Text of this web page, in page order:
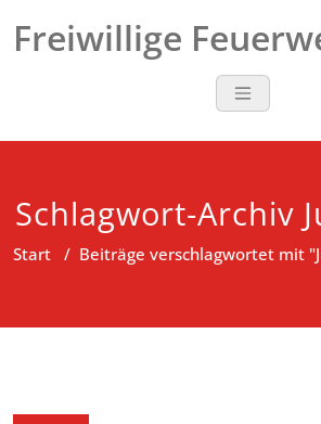
Inhalt
Freiwillige
Schlagwort-Archiv
Start / Beiträge verschlagwortet mit